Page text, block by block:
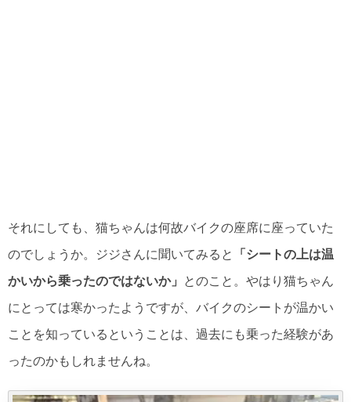
それにしても、猫ちゃんは何故バイクの座席に座っていた
のでしょうか。ジジさんに聞いてみると
「シートの上は温
かいから乗ったのではないか」
とのこと。やはり猫ちゃん
にとっては寒かったようですが、バイクのシートが温かい
ことを知っているということは、過去にも乗った経験があ
ったのかもしれませんね。